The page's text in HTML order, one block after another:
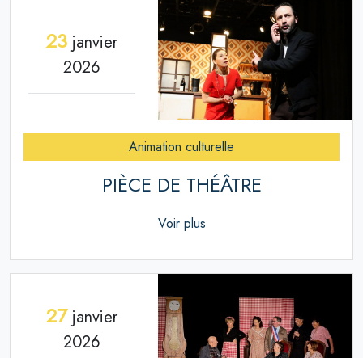
23janvier
2026
Animation culturelle
PIÈCE DE THÉÂTRE
Voir plus
27janvier
2026